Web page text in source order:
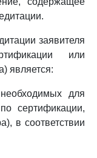
заявителя
или
является:
для
сертификации,
в соответствии